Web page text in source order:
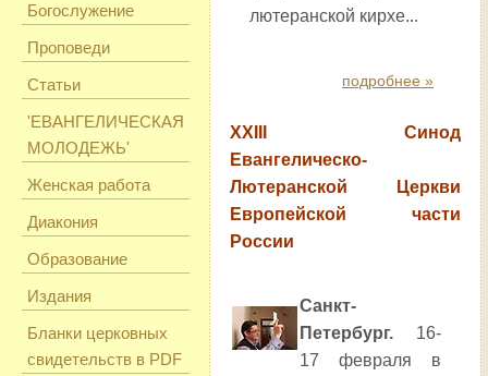
Богослужение
Проповеди
Статьи
'ЕВАНГЕЛИЧЕСКАЯ
МОЛОДЕЖЬ'
Женская работа
Диакония
Образование
Издания
Бланки церковных
свидетельств в PDF
лютеранской кирхе...
подробнее »
XXIII Синод
Евангелическо-
Лютеранской Церкви
Европейской части
России
Санкт-
Петербург. 16-
17 февраля в